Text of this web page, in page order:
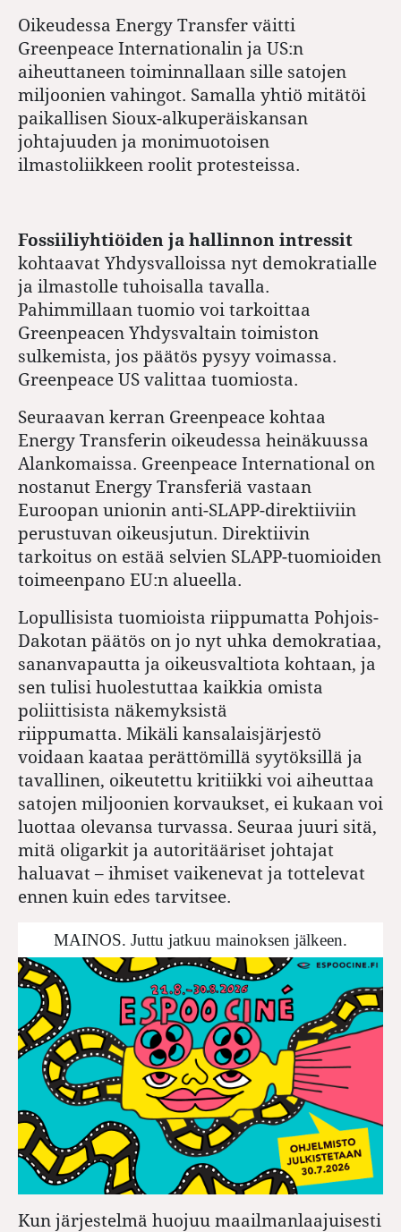
Oikeudessa Energy Transfer väitti
Greenpeace Internationalin ja US:n
aiheuttaneen toiminnallaan sille satojen
miljoonien vahingot. Samalla yhtiö mitätöi
paikallisen Sioux-alkuperäiskansan
johtajuuden ja monimuotoisen
ilmastoliikkeen roolit protesteissa.
Fossiiliyhtiöiden ja hallinnon intressit
kohtaavat Yhdysvalloissa nyt demokratialle
ja ilmastolle tuhoisalla tavalla.
Pahimmillaan tuomio voi tarkoittaa
Greenpeacen Yhdysvaltain toimiston
sulkemista, jos päätös pysyy voimassa.
Greenpeace US valittaa tuomiosta.
Seuraavan kerran Greenpeace kohtaa
Energy Transferin oikeudessa heinäkuussa
Alankomaissa. Greenpeace International on
nostanut Energy Transferiä vastaan
Euroopan unionin anti-SLAPP-direktiiviin
perustuvan oikeusjutun. Direktiivin
tarkoitus on estää selvien SLAPP-tuomioiden
toimeenpano EU:n alueella.
Lopullisista tuomioista riippumatta Pohjois-
Dakotan päätös on jo nyt uhka demokratiaa,
sananvapautta ja oikeusvaltiota kohtaan, ja
sen tulisi huolestuttaa kaikkia omista
poliittisista näkemyksistä
riippumatta. Mikäli kansalaisjärjestö
voidaan kaataa perättömillä syytöksillä ja
tavallinen, oikeutettu kritiikki voi aiheuttaa
satojen miljoonien korvaukset, ei kukaan voi
luottaa olevansa turvassa. Seuraa juuri sitä,
mitä oligarkit ja autoritääriset johtajat
haluavat – ihmiset vaikenevat ja tottelevat
ennen kuin edes tarvitsee.
MAINOS. Juttu jatkuu mainoksen jälkeen.
Kun järjestelmä huojuu maailmanlaajuisesti